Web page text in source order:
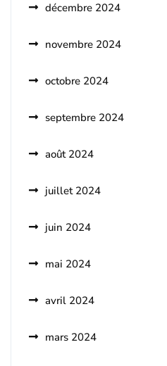
décembre 2024
novembre 2024
octobre 2024
septembre 2024
août 2024
juillet 2024
juin 2024
mai 2024
avril 2024
mars 2024